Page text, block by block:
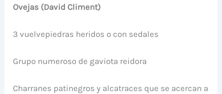
Ovejas (David Climent)
3 vuelvepiedras heridos o con sedales
Grupo numeroso de gaviota reidora
Charranes patinegros y alcatraces que se acercan a